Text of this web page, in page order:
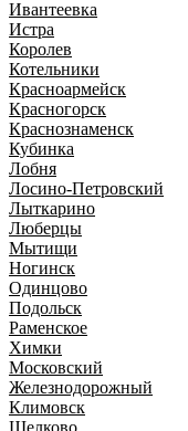
Ивантеевка
Истра
Королев
Котельники
Красноармейск
Красногорск
Краснознаменск
Кубинка
Лобня
Лосино-Петровский
Лыткарино
Люберцы
Мытищи
Ногинск
Одинцово
Подольск
Раменское
Химки
Московский
Железнодорожный
Климовск
Щелково